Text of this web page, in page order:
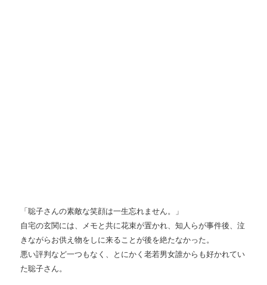
「聡子さんの素敵な笑顔は一生忘れません。」
自宅の玄関には、メモと共に花束が置かれ、知人らが事件後、泣
きながらお供え物をしに来ることが後を絶たなかった。
悪い評判など一つもなく、とにかく老若男女誰からも好かれてい
た聡子さん。